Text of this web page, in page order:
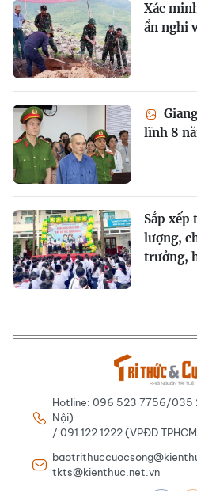
Xác
ẩn nghi
lĩnh 8
Sắp xếp
lượng,
trưởng,
Hotline: 096 523 7756/035
Nội)
/ 091 122 1222 (VPĐD
tkts@kienthuc.net.vn